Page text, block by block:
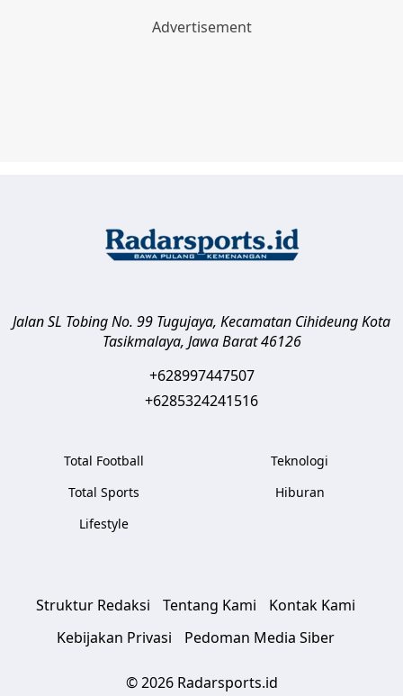
Jalan SL Tobing No. 99 Tugujaya, Kecamatan CihideungKota
Tasikmalaya, Jawa Barat 46126
+628997447507
+6285324241516
Total Football
Total Sports
Lifestyle
Teknologi
Hiburan
Struktur Redaksi Tentang Kami
Kontak Kami
Kebijakan Privasi
Pedoman Media Siber
© 2026 Radarsports.id